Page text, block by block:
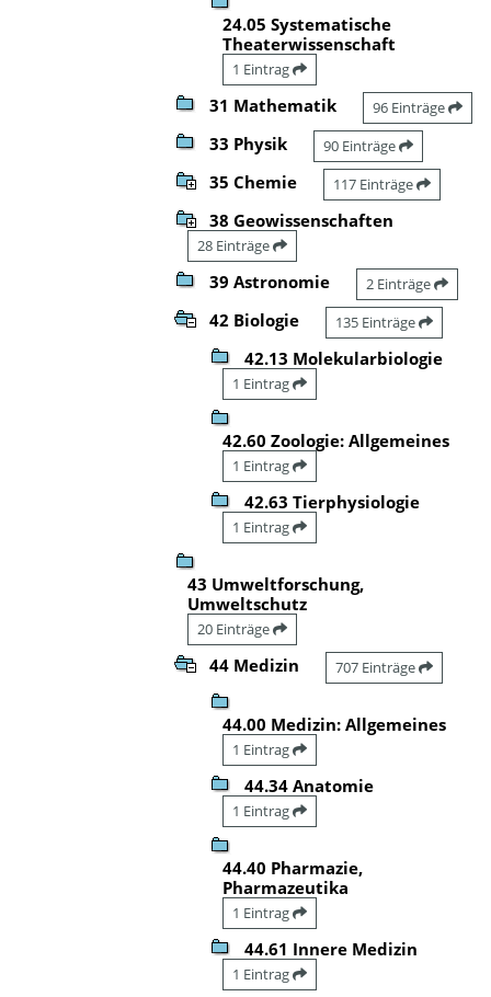
24.05 Systematische
Theaterwissenschaft
1 Eintrag
31 Mathematik 96 Einträge
33 Physik 90 Einträge
35 Chemie 117 Einträge
38 Geowissenschaften
28 Einträge
39 Astronomie 2 Einträge
42 Biologie 135 Einträge
42.13 Molekularbiologie
1 Eintrag
42.60 Zoologie: Allgemeines
1 Eintrag
42.63 Tierphysiologie
1 Eintrag
43 Umweltforschung,
Umweltschutz
20 Einträge
44 Medizin 707 Einträge
44.00 Medizin: Allgemeines
1 Eintrag
44.34 Anatomie
1 Eintrag
44.40 Pharmazie,
Pharmazeutika
1 Eintrag
44.61 Innere Medizin
1 Eintrag